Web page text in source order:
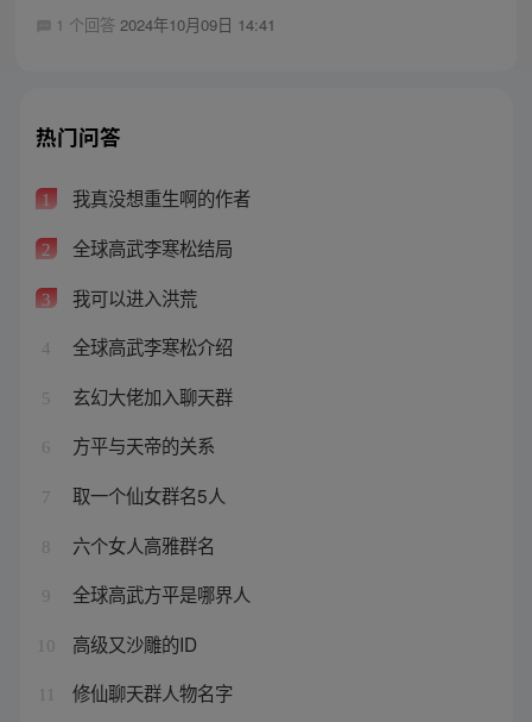
1 个回答 2024年10月09日 14:41
热门问答
1 我真没想重生啊的作者
2 全球高武李寒松结局
3 我可以进入洪荒
4 全球高武李寒松介绍
5 玄幻大佬加入聊天群
6 方平与天帝的关系
7 取一个仙女群名5人
8 六个女人高雅群名
9 全球高武方平是哪界人
10 高级又沙雕的ID
修仙聊天群人物名字